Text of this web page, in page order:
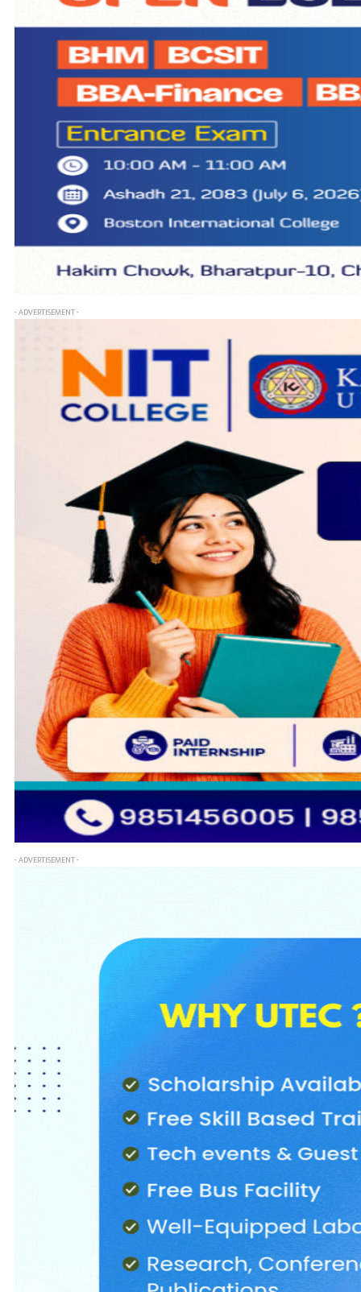
- ADVERTISEMENT -
- ADVERTISEMENT -